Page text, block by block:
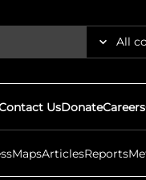
All
Careers
Donate
Us
Reports
Articles
Maps